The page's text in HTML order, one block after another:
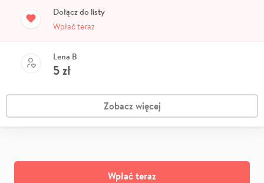
Dołącz do listy
Wpłać teraz
Lena B
5zł
Zobacz więcej
Wpłać teraz